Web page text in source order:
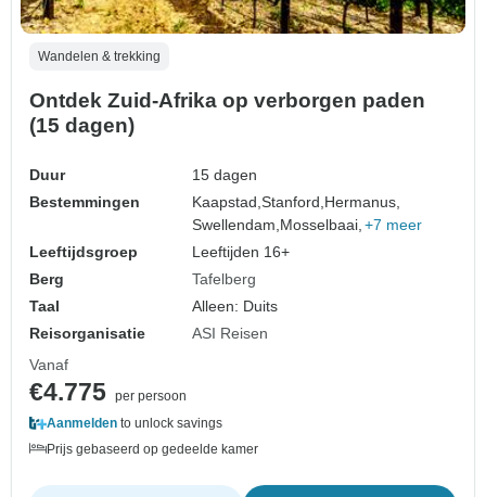
Wandelen & trekking
Ontdek Zuid-Afrika op verborgen paden
(15 dagen)
Duur
15 dagen
Bestemmingen
Kaapstad,Stanford, Hermanus,
Swellendam, Mosselbaai, +7 meer
Leeftijdsgroep
Leeftijden 16+
Berg
Tafelberg
Taal
Alleen: Duits
Reisorganisatie
ASI Reisen
Vanaf
€4.775 per persoon
Aanmelden to unlock savings
Prijs gebaseerd op gedeelde kamer